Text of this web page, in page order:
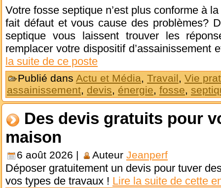
Votre fosse septique n’est plus conforme à
fait défaut et vous cause des problèmes?
septique vous laissent trouver les
remplacer votre dispositif d’assainissement
la suite de ce poste
Publié dans Actu et Média Travail Vie
assainissement, devis, énergie, fosse,
Des devis gratuits pour
maison
6 août 2026 | Auteur Jeanperf
Déposer gratuitement un devis pour tuver
vos types de travaux ! Lire la suite de cette